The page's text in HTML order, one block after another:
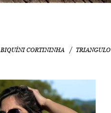
BIQUÍNI CORTININHA TRIANGULO